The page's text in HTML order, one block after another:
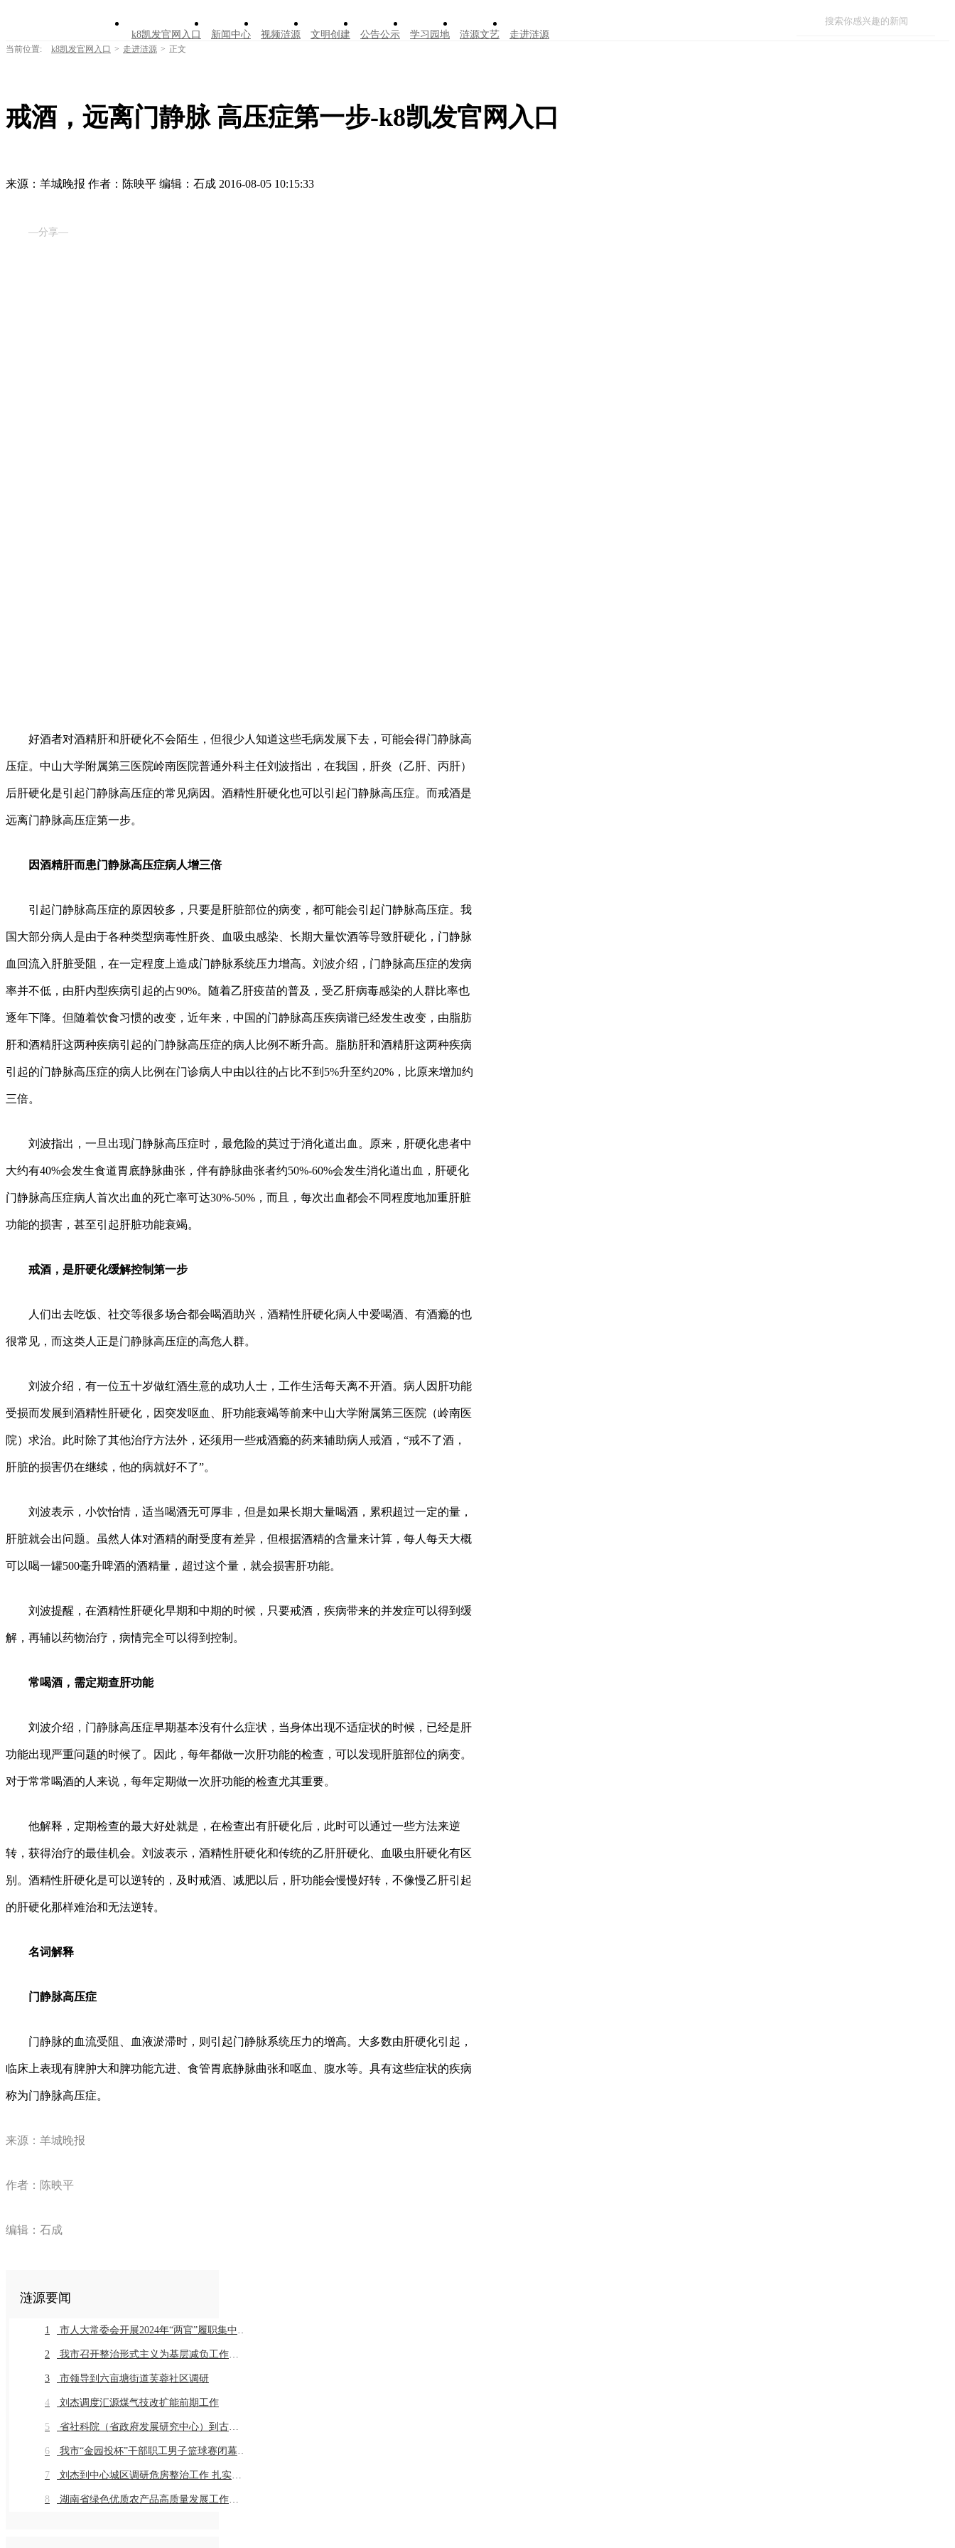
k8凯发官网入口 新闻中心 视频涟源 文明创建 公告公示 学习园地 涟源文艺 走进涟源
当前位置: k8凯发官网入口 > 走进涟源 > 正文
戒酒，远离门静脉 高压症第一步-k8凯发官网入口
来源：羊城晚报 作者：陈映平 编辑：石成 2016-08-05 10:15:33
—分享—
好酒者对酒精肝和肝硬化不会陌生，但很少人知道这些毛病发展下去，可能会得门静脉高
压症。中山大学附属第三医院岭南医院普通外科主任刘波指出，在我国，肝炎（乙肝、丙肝）
后肝硬化是引起门静脉高压症的常见病因。酒精性肝硬化也可以引起门静脉高压症。而戒酒是
远离门静脉高压症第一步。
因酒精肝而患门静脉高压症病人增三倍
引起门静脉高压症的原因较多，只要是肝脏部位的病变，都可能会引起门静脉高压症。我
国大部分病人是由于各种类型病毒性肝炎、血吸虫感染、长期大量饮酒等导致肝硬化，门静脉
血回流入肝脏受阻，在一定程度上造成门静脉系统压力增高。刘波介绍，门静脉高压症的发病
率并不低，由肝内型疾病引起的占90%。随着乙肝疫苗的普及，受乙肝病毒感染的人群比率也
逐年下降。但随着饮食习惯的改变，近年来，中国的门静脉高压疾病谱已经发生改变，由脂肪
肝和酒精肝这两种疾病引起的门静脉高压症的病人比例不断升高。脂肪肝和酒精肝这两种疾病
引起的门静脉高压症的病人比例在门诊病人中由以往的占比不到5%升至约20%，比原来增加约
三倍。
刘波指出，一旦出现门静脉高压症时，最危险的莫过于消化道出血。原来，肝硬化患者中
大约有40%会发生食道胃底静脉曲张，伴有静脉曲张者约50%-60%会发生消化道出血，肝硬化
门静脉高压症病人首次出血的死亡率可达30%-50%，而且，每次出血都会不同程度地加重肝脏
功能的损害，甚至引起肝脏功能衰竭。
戒酒，是肝硬化缓解控制第一步
人们出去吃饭、社交等很多场合都会喝酒助兴，酒精性肝硬化病人中爱喝酒、有酒瘾的也
很常见，而这类人正是门静脉高压症的高危人群。
刘波介绍，有一位五十岁做红酒生意的成功人士，工作生活每天离不开酒。病人因肝功能
受损而发展到酒精性肝硬化，因突发呕血、肝功能衰竭等前来中山大学附属第三医院（岭南医
院）求治。此时除了其他治疗方法外，还须用一些戒酒瘾的药来辅助病人戒酒，“戒不了酒，
肝脏的损害仍在继续，他的病就好不了”。
刘波表示，小饮怡情，适当喝酒无可厚非，但是如果长期大量喝酒，累积超过一定的量，
肝脏就会出问题。虽然人体对酒精的耐受度有差异，但根据酒精的含量来计算，每人每天大概
可以喝一罐500毫升啤酒的酒精量，超过这个量，就会损害肝功能。
刘波提醒，在酒精性肝硬化早期和中期的时候，只要戒酒，疾病带来的并发症可以得到缓
解，再辅以药物治疗，病情完全可以得到控制。
常喝酒，需定期查肝功能
刘波介绍，门静脉高压症早期基本没有什么症状，当身体出现不适症状的时候，已经是肝
功能出现严重问题的时候了。因此，每年都做一次肝功能的检查，可以发现肝脏部位的病变。
对于常常喝酒的人来说，每年定期做一次肝功能的检查尤其重要。
他解释，定期检查的最大好处就是，在检查出有肝硬化后，此时可以通过一些方法来逆
转，获得治疗的最佳机会。刘波表示，酒精性肝硬化和传统的乙肝肝硬化、血吸虫肝硬化有区
别。酒精性肝硬化是可以逆转的，及时戒酒、减肥以后，肝功能会慢慢好转，不像慢乙肝引起
的肝硬化那样难治和无法逆转。
名词解释
门静脉高压症
门静脉的血流受阻、血液淤滞时，则引起门静脉系统压力的增高。大多数由肝硬化引起，
临床上表现有脾肿大和脾功能亢进、食管胃底静脉曲张和呕血、腹水等。具有这些症状的疾病
称为门静脉高压症。
来源：羊城晚报
作者：陈映平
编辑：石成
涟源要闻
1 市人大常委会开展2024年“两官”履职集中评议
2 我市召开整治形式主义为基层减负工作推进会暨业务培训会议
3 市领导到六亩塘街道芙蓉社区调研
4 刘杰调度汇源煤气技改扩能前期工作
5 省社科院（省政府发展研究中心）到古仙界村调研乡村振兴工作
6 我市“金园投杯”干部职工男子篮球赛闭幕 市直组高新金园代表队 乡镇组桥头河镇代表队获得冠军
7 刘杰到中心城区调研危房整治工作 扎实推进危房整治工作 切实保障群众住房安全
8 湖南省绿色优质农产品高质量发展工作推进会在我市召开